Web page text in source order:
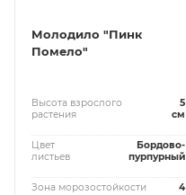
Молодило "Пинк
Помело"
Высота взрослого
растения
5
см
Цвет
листьев
Бордово-
пурпурный
Зона морозостойкости 4